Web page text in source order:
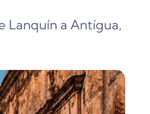
Lanquín a Antígua,